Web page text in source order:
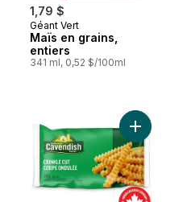
1,79 $
Préparé au Canada
Géant Vert
Maïs en grains,
entiers
341 ml, 0,52 $/100ml
Chips tortilla aromatisées Piment